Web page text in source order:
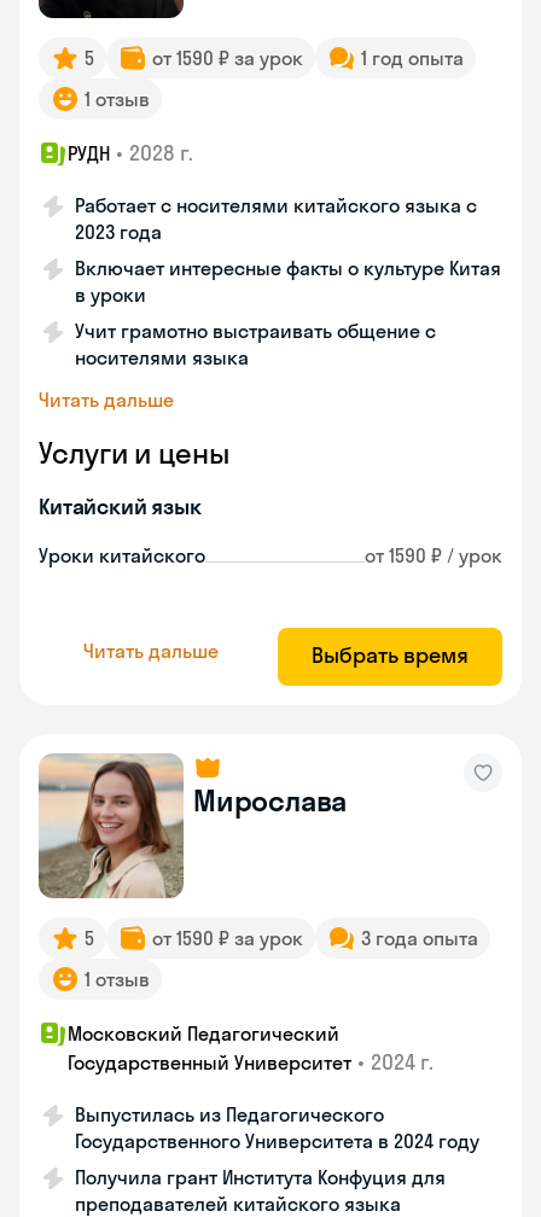
5 от 1590 ₽ за урок
1 год опыта
1 отзыв
РУДН • 2028 г.
Работает с носителями китайского языка с
2023 года
Включает интересные факты о культуре Китая
в уроки
Учит грамотно выстраивать общение с
носителями языка
Читать дальше
Услуги и цены
Китайский язык
Уроки китайского от 1590 ₽ / урок
Читать дальше Выбрать время
Мирослава
5 от 1590 ₽ за урок
3 года опыта
1 отзыв
Московский Педагогический
Государственный Университет • 2024 г.
Выпустилась из Педагогического
Государственного Университета в 2024 году
Получила грант Института Конфуция для
преподавателей китайского языка